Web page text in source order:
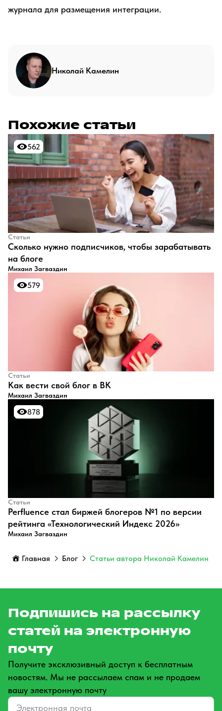
журнала для размещения интеграции.
Николай Камелин
Похожие статьи
562
562
Статьи
​Сколько нужно подписчиков, чтобы зарабатывать
на блоге
Михаил Загваздин
579
579
Статьи
​Как вести свой блог в ВК
Михаил Загваздин
878
878
Статьи
Perfluence стал биржей блогеров №1 по версии
рейтинга «Технологический Индекс 2026»
Михаил Загваздин
Главная Блог Статьи автора Николай Камелин
Подпишись на рассылку
статей на электронную
почту
Получите эксклюзивный доступ к бесплатным
новостям. Мы не рассылаем спам и не продаем
вашу электронную почту